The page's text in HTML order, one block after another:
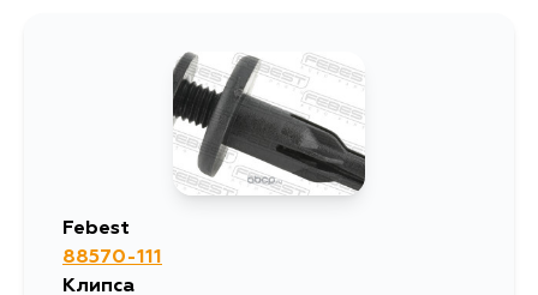
Febest
88570-111
Клипса